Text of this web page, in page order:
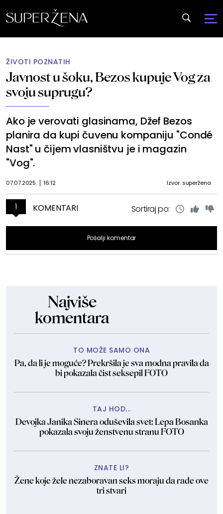
ŽIVOTI POZNATIH
Javnost u šoku, Bezos kupuje Vog za
svoju suprugu?
Ako je verovati glasinama, Džef Bezos
planira da kupi čuvenu kompaniju "Condé
Nast" u čijem vlasništvu je i magazin
"Vog".
07.07.2025. 16:12 Izvor: superžena
1 KOMENTARI Sortiraj po:
Pošalji komentar
Najviše
komentara
TO MOŽE SAMO ONA
Pa, da li je moguće? Prekršila je sva modna pravila da
bi pokazala čist seksepil FOTO
TAJ HOD...
Devojka Janika Sinera oduševila svet: Lepa Bosanka
pokazala svoju ženstvenu stranu FOTO
ZNATE LI?
Žene koje žele nezaboravan seks moraju da rade ove
tri stvari